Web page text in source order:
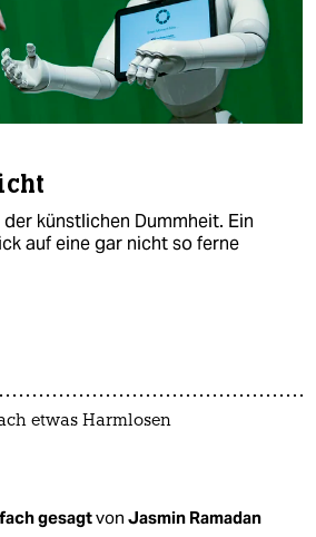
künstlichen Dummheit. Ein
auf eine gar nicht so ferne
etwas Harmlosen
gesagtvon Jasmin Ramadan